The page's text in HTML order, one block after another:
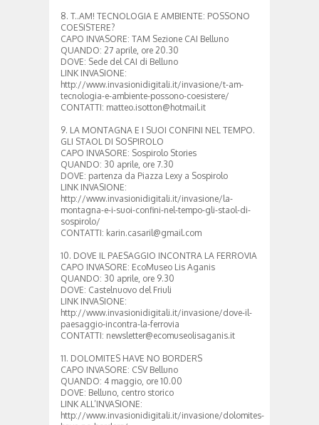
8. T..AM! TECNOLOGIA E AMBIENTE: POSSONO
COESISTERE?
CAPO INVASORE: TAM Sezione CAI Belluno
QUANDO: 27 aprile, ore 20.30
DOVE: Sede del CAI di Belluno
LINK INVASIONE:
http://www.invasionidigitali.it/invasione/t-am-
tecnologia-e-ambiente-possono-coesistere/
CONTATTI: matteo.isotton@hotmail.it
9. LA MONTAGNA E I SUOI CONFINI NEL TEMPO.
GLI STAOL DI SOSPIROLO
CAPO INVASORE: Sospirolo Stories
QUANDO: 30 aprile, ore 7.30
DOVE: partenza da Piazza Lexy a Sospirolo
LINK INVASIONE:
http://www.invasionidigitali.it/invasione/la-
montagna-e-i-suoi-confini-nel-tempo-gli-staol-di-
sospirolo/
CONTATTI: karin.casaril@gmail.com
10. DOVE IL PAESAGGIO INCONTRA LA FERROVIA
CAPO INVASORE: EcoMuseo Lis Aganis
QUANDO: 30 aprile, ore 9.30
DOVE: Castelnuovo del Friuli
LINK INVASIONE:
http://www.invasionidigitali.it/invasione/dove-il-
paesaggio-incontra-la-ferrovia
CONTATTI: newsletter@ecomuseolisaganis.it
11. DOLOMITES HAVE NO BORDERS
CAPO INVASORE: CSV Belluno
QUANDO: 4 maggio, ore 10.00
DOVE: Belluno, centro storico
LINK ALL’INVASIONE:
http://www.invasionidigitali.it/invasione/dolomites-